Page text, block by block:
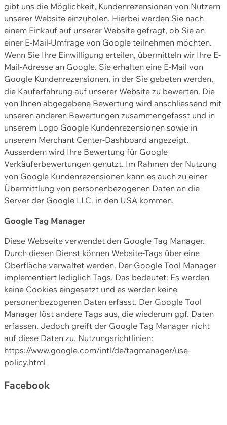
gibt uns die Möglichkeit, Kundenrezensionen von Nutzern
unserer Website einzuholen. Hierbei werden Sie nach
einem Einkauf auf unserer Website gefragt, ob Sie an
einer E-Mail-Umfrage von Google teilnehmen möchten.
Wenn Sie Ihre Einwilligung erteilen, übermitteln wir Ihre E-
Mail-Adresse an Google. Sie erhalten eine E-Mail von
Google Kundenrezensionen, in der Sie gebeten werden,
die Kauferfahrung auf unserer Website zu bewerten. Die
von Ihnen abgegebene Bewertung wird anschliessend mit
unseren anderen Bewertungen zusammengefasst und in
unserem Logo Google Kundenrezensionen sowie in
unserem Merchant Center-Dashboard angezeigt.
Ausserdem wird Ihre Bewertung für Google
Verkäuferbewertungen genutzt. Im Rahmen der Nutzung
von Google Kundenrezensionen kann es auch zu einer
Übermittlung von personenbezogenen Daten an die
Server der Google LLC. in den USA kommen.
Google Tag Manager
Diese Webseite verwendet den Google Tag Manager.
Durch diesen Dienst können Website-Tags über eine
Oberfläche verwaltet werden. Der Google Tool Manager
implementiert lediglich Tags. Das bedeutet: Es werden
keine Cookies eingesetzt und es werden keine
personenbezogenen Daten erfasst. Der Google Tool
Manager löst andere Tags aus, die wiederum ggf. Daten
erfassen. Jedoch greift der Google Tag Manager nicht
auf diese Daten zu. Nutzungsrichtlinien:
https://www.google.com/intl/de/tagmanager/use-
policy.html
Facebook